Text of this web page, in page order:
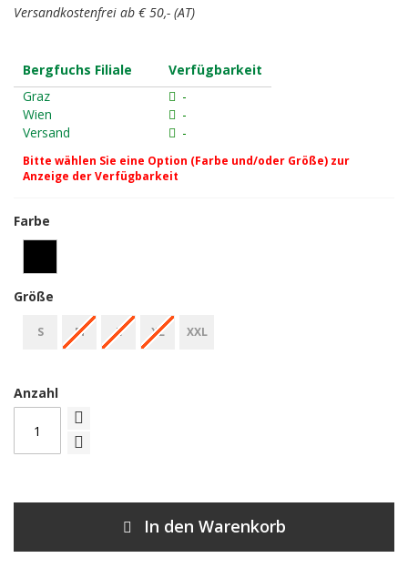
Versandkostenfrei ab € 50,- (AT)
Bergfuchs Filiale
Verfügbarkeit
Graz
-
Wien
-
Versand
-
Bitte wählen Sie eine Option (Farbe und/oder Größe) zur
Anzeige der Verfügbarkeit
Farbe
Größe
S M L XL XXL
Anzahl
In den Warenkorb